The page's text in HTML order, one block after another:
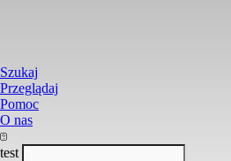
Szukaj
Przeglądaj
Pomoc
O nas
test